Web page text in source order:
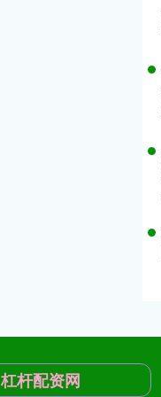
杠杆配资网